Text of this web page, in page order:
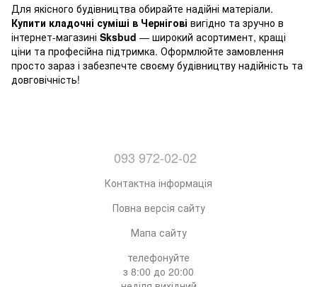
Для якісного будівництва обирайте надійні матеріали.
Купити кладочні суміші в Чернігові вигідно та зручно в
інтернет-магазині Sksbud — широкий асортимент, кращі
ціни та професійна підтримка. Оформлюйте замовлення
просто зараз і забезпечте своєму будівництву надійність та
довговічність!
093 972-02-02
Контактна інформація
Повна версія сайту
Мапа сайту
телефонуйте
з 8:00 до 20:00